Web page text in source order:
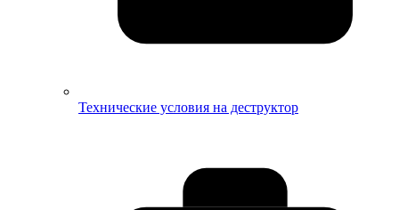
Технические условия на деструктор